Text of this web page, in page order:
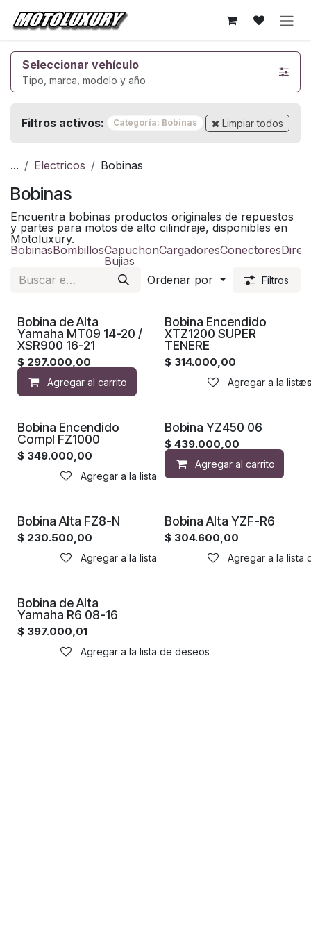
Ir al contenido
Seleccionar vehículo
Tipo, marca, modelo y año
Filtros activos: Categoría: Bobinas Limpiar todos
... Electricos Bobinas
Bobinas
Encuentra bobinas productos originales de repuestos
y partes para motos de alto cilindraje, disponibles en
Motoluxury.
BobinasBombillosCapuchon
Bujias
CargadoresConectores
Ordenar por Filtros
Bobina de Alta
Yamaha MT09 14-20 /
XSR900 16-21
$ 297.000,00
Agregar al carrito Agregar a la lista de
Bobina Encendido
XTZ1200 SUPER
TENERE
$ 314.000,00
Agregar a la lista
Bobina Encendido
Compl FZ1000
$ 349.000,00
Agregar a la lista de deseos
Bobina YZ450 06
$439.000,00
Agregar al carrito
Bobina Alta FZ8-N
$ 230.500,00
Agregar a la lista de deseos
Bobina Alta YZF-R6
$ 304.600,00
Agregar a la lista
Bobina de Alta
Yamaha R6 08-16
$ 397.000,01
Agregar a la lista de deseos